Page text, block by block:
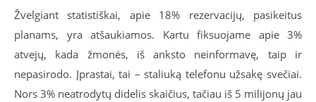
Žvelgiant statistiškai, apie 18% rezervacijų, pasikeitus
planams, yra atšaukiamos. Kartu fiksuojame apie 3%
atvejų, kada žmonės, iš anksto neinformavę, taip ir
nepasirodo. Įprastai, tai – staliuką telefonu užsakę svečiai.
Nors 3% neatrodytų didelis skaičius, tačiau iš 5 milijonų jau